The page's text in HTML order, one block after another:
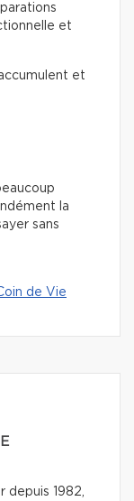
et
et
la
sans
de Vie
depuis 1982,